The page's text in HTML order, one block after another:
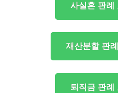
사실혼 판례
재산분할 판
퇴직금 판례